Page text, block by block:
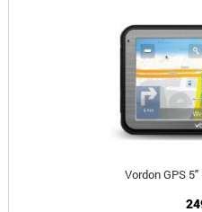
Vordon GPS